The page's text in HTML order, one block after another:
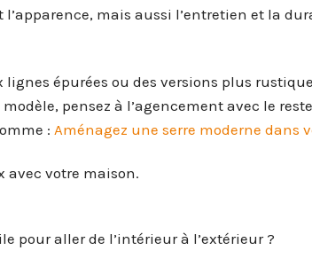
mais aussi l’entretien et la
épurées ou des versions plus
pensez à l’agencement avec le
: Aménagez une serre moderne dans
avec votre maison.
pour aller de l’intérieur à l’extérieur ?